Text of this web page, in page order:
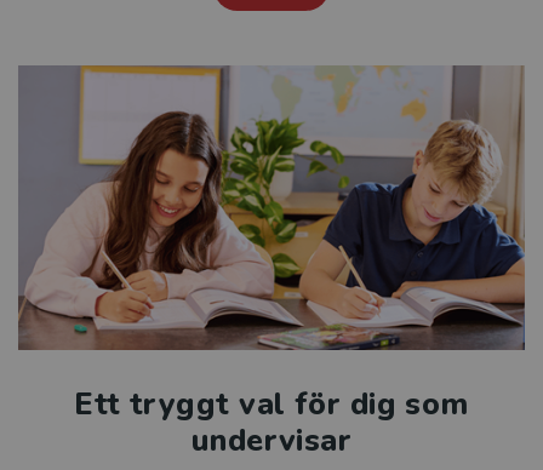
Press
Ett tryggt val för dig som
undervisar